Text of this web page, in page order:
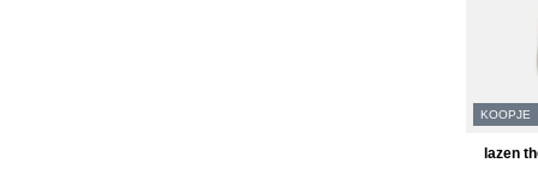
KOOPJE
lazen